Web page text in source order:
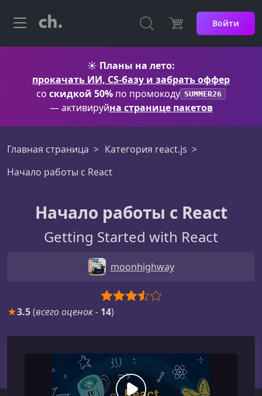
Войти
☀️ Планы на лето:
прокачать ИИ, CS-базу и забрать оффер
со скидкой 50% по промокоду SUMMER26
— активируйна странице пакетов
Главная страница
Категория react.js
Начало работы с React
Начало работы с React
Getting Started with React
moonhighway
★3.5(всего оценок- 14)